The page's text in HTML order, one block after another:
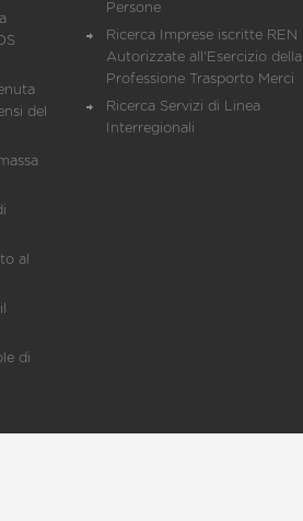
del
al
di
Persone
Ricerca Imprese iscritte REN
Autorizzate all'Esercizio della
Professione Trasporto Merci
Ricerca Servizi di Linea
Interregionali